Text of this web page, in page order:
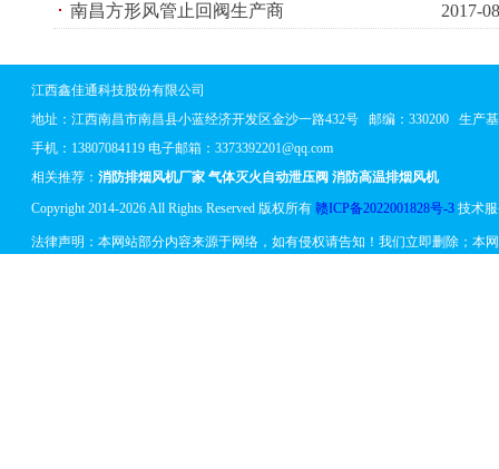
南昌方形风管止回阀生产商
2017-
江西鑫佳通科技股份有限公司
地址： 江西南昌市南昌县小蓝经济开发区金沙一路432号邮编：330200 生产基
手机：13807084119 电子邮箱：3373392201@qq.com
相关推荐： 消防排烟风机厂家 气体灭火自动泄压阀 消防高温排烟风机
Copyright 2014-2026 All Rights Reserved 版权所有 赣ICP备2022001828号-3技术服
法律声明：本网站部分内容来源于网络，如有侵权请告知！我们立即删除；本